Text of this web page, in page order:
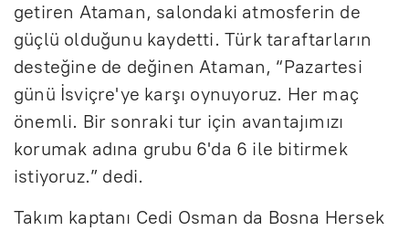
getiren Ataman, salondaki atmosferin de
güçlü olduğunu kaydetti. Türk taraftarların
desteğine de değinen Ataman, “Pazartesi
günü İsviçre'ye karşı oynuyoruz. Her maç
önemli. Bir sonraki tur için avantajımızı
korumak adına grubu 6'da 6 ile bitirmek
istiyoruz.” dedi.
Takım kaptanı Cedi Osman da Bosna Hersek